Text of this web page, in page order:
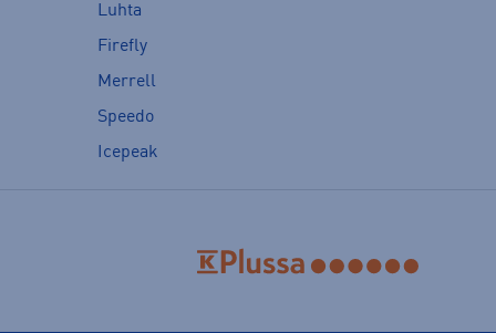
Luhta
Firefly
Merrell
Speedo
Icepeak